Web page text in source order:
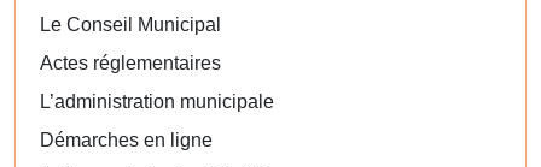
Le Conseil Municipal
Actes réglementaires
L’administration municipale
Démarches en ligne